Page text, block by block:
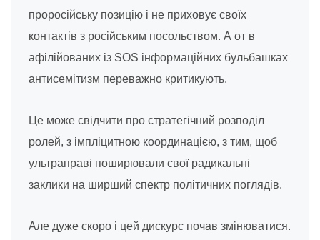
проросійську позицію і не приховує своїх
контактів з російським посольством. А от в
афілійованих із SOS інформаційних бульбашках
антисемітизм переважно критикують.
Це може свідчити про стратегічний розподіл
ролей, з імпліцитною координацією, з тим, щоб
ультраправі поширювали свої радикальні
заклики на ширший спектр політичних поглядів.
Але дуже скоро і цей дискурс почав змінюватися.